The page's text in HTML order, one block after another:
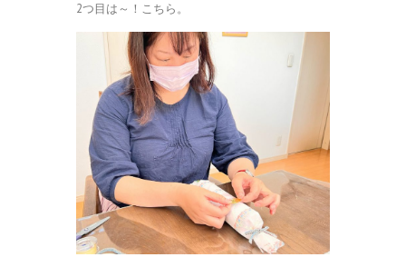
2つ目は～！こちら。